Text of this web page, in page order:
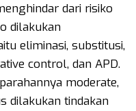
dari risiko
dilakukan
eliminasi, substitusi,
control, dan APD.
moderate,
dilakukan tindakan